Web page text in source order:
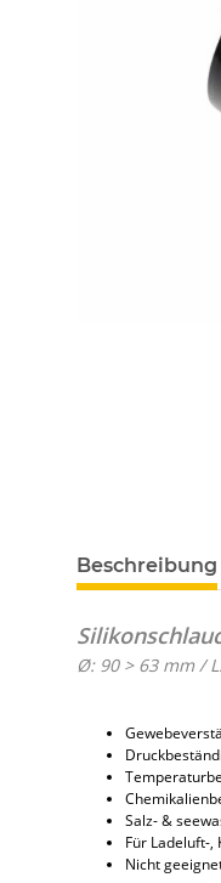
Beschreibung
Ø: 90 > 63 mm /
Salz- &
Für Ladeluft-,
Nicht